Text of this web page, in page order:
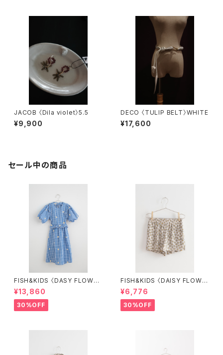
JACOB 〈Dila violet〉5.5
¥9,900
DECO 〈TULIP BELT〉WHITE
¥17,600
セール中の商品
FISH&KIDS 〈DASY FLOWER
S DRESS〉
¥13,860
30%OFF
FISH&KIDS 〈DAISY FLOWE
R SHORT〉
¥6,776
30%OFF